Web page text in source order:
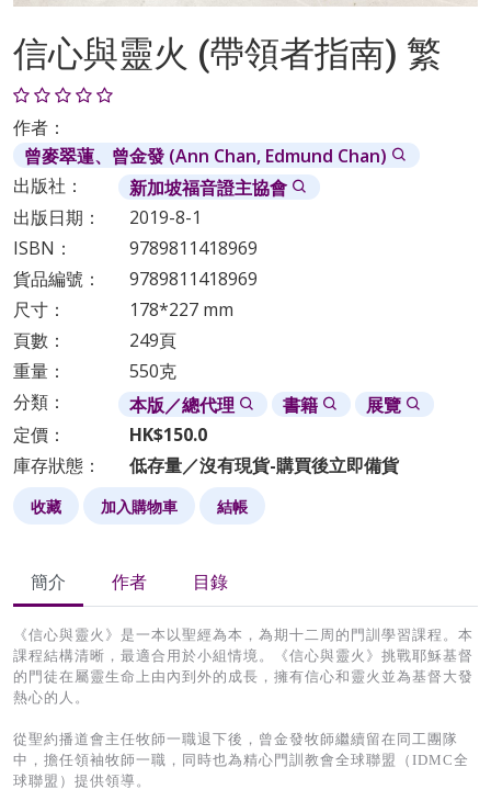
信心與靈火 (帶領者指南) 繁
作者：
曾麥翠蓮、曾金發 (Ann Chan, Edmund Chan)
出版社：
新加坡福音證主協會
出版日期：
2019-8-1
ISBN：
9789811418969
貨品編號：
9789811418969
尺寸：
178*227 mm
頁數：
249頁
重量：
550克
分類：
本版／總代理 書籍
展覽
定價：
HK$150.0
庫存狀態：
低存量／沒有現貨-購買後立即備貨
收藏 加入購物車 結帳
簡介 作者 目錄
《信心與靈火》是一本以聖經為本，為期十二周的門訓學習課程。本
課程結構清晰，最適合用於小組情境。《信心與靈火》挑戰耶穌基督
的門徒在屬靈生命上由內到外的成長，擁有信心和靈火並為基督大發
熱心的人。
從聖約播道會主任牧師一職退下後，曾金發牧師繼續留在同工團隊
中，擔任領袖牧師一職，同時也為精心門訓教會全球聯盟（IDMC全
球聯盟）提供領導。